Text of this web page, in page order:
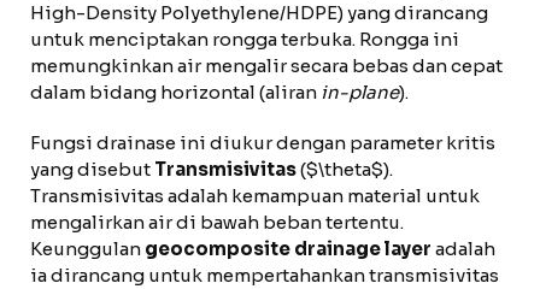
High-Density Polyethylene/HDPE) yang dirancang
untuk menciptakan rongga terbuka. Rongga ini
memungkinkan air mengalir secara bebas dan cepat
dalam bidang horizontal (aliran in-plane).
Fungsi drainase ini diukur dengan parameter kritis
yang disebut Transmisivitas($\theta$).
Transmisivitas adalah kemampuan material untuk
mengalirkan air di bawah beban tertentu.
Keunggulan geocomposite drainage layer adalah
ia dirancang untuk mempertahankan transmisivitas